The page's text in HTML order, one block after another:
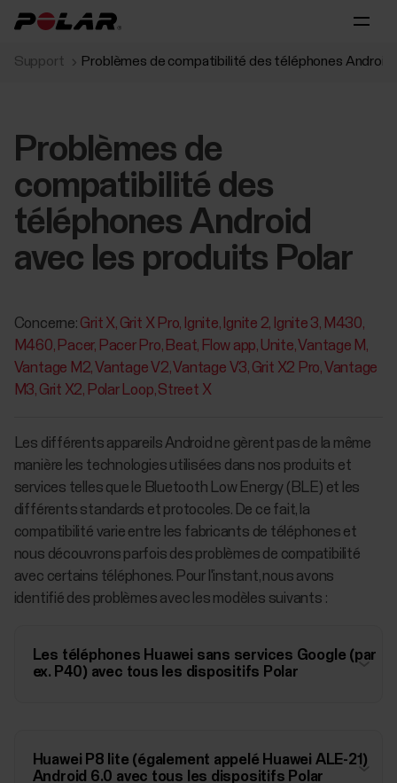
Support Problèmes de compatibilité des téléphones Android
Problèmes de
compatibilité des
téléphones Android
avec les produits Polar
Concerne: Grit X Grit X Pro Ignite Ignite 2 Ignite 3 M430
M460 Pacer Pacer Pro Beat Flow app Unite Vantage M
Vantage M2 Vantage V2 Vantage V3 Grit X2 Pro Vantage
M3 Grit X2 Polar Loop Street X
Les différents appareils Android ne gèrent pas de la même
manière les technologies utilisées dans nos produits et
services telles que le Bluetooth Low Energy (BLE) et les
différents standards et protocoles. De ce fait, la
compatibilité varie entre les fabricants de téléphones et
nous découvrons parfois des problèmes de compatibilité
avec certains téléphones. Pour l'instant, nous avons
identifié des problèmes avec les modèles suivants :
Les téléphones Huawei sans services Google (par
ex. P40) avec tous les dispositifs Polar
Huawei P8 lite (également appelé Huawei ALE-21)
Android 6.0 avec tous les dispositifs Polar